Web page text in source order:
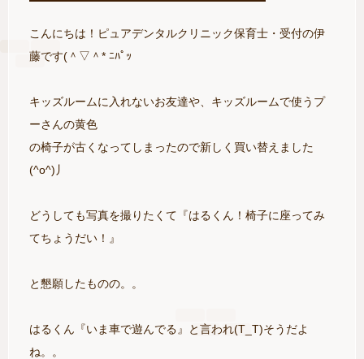
こんにちは！ピュアデンタルクリニック保育士・受付の伊
藤です(＾▽＾* ﾆﾊﾟｯ
キッズルームに入れないお友達や、キッズルームで使うプ
ーさんの黄色
の椅子が古くなってしまったので新しく買い替えました
(^o^)丿
どうしても写真を撮りたくて『はるくん！椅子に座ってみ
てちょうだい！』
と懇願したものの。。
はるくん『いま車で遊んでる』と言われ(T_T)そうだよ
ね。。